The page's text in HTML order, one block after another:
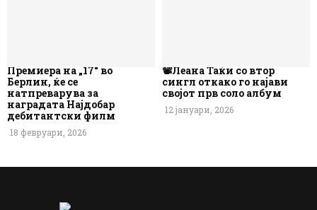
Премиера на „17“ во
Берлин, ќе се
натпреварува за
наградата Најдобар
дебитантски филм
18 февруари, 2026
📽️Леана Таќи со втор
сингл откако го најави
својот прв соло албум
12 јануари, 2026